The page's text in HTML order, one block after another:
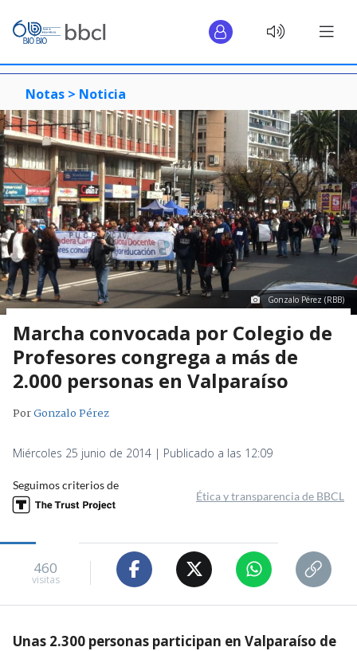
Notas > Noticia
Gonzalo Pérez (RBB)
Marcha convocada por Colegio de
Profesores congrega a más de
2.000 personas en Valparaíso
PorGonzalo Pérez
Miércoles 25 junio de 2014 | Publicado a las 12:09
Seguimos criterios de
Ética y transparencia de BBCL
460
visitas
Unas 2.300 personas participan en Valparaíso de